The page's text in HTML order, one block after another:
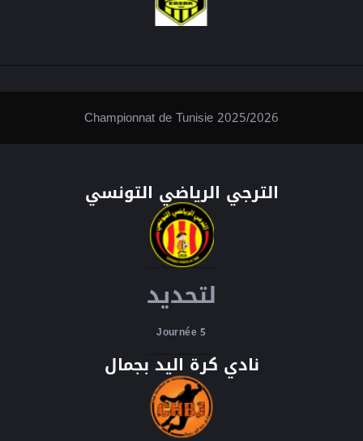
Championnat de Tunisie 2025/2026
الترجي الرياضي التونسي
لتحديد
Journée 5
نادي كرة اليد بجمال